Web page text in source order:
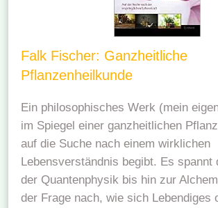
Falk Fischer: Ganzheitliche
Pflanzenheilkunde
Ein philosophisches Werk (mein
im Spiegel einer ganzheitlichen
auf die Suche nach einem wirklichen
Lebensverständnis begibt. Es spannt
der Quantenphysik bis hin zur
der Frage nach, wie sich Lebendiges